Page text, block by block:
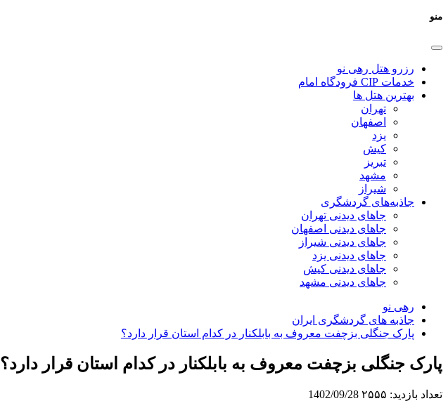
منو
رزرو هتل رهی نو
خدمات CIP فرودگاه امام
بهترین هتل ها
تهران
اصفهان
یزد
کیش
تبریز
مشهد
شیراز
جاذبه‌های گردشگری
جاهای دیدنی تهران
جاهای دیدنی اصفهان
جاهای دیدنی شیراز
جاهای دیدنی یزد
جاهای دیدنی کیش
جاهای دیدنی مشهد
رهی نو
جاذبه های گردشگری ایران
پارک جنگلی بزچفت معروف به بابلکنار در کدام استان قرار دارد؟
پارک جنگلی بزچفت معروف به بابلکنار در کدام استان قرار دارد؟
تعداد بازدید: ۲۵۵۵ 1402/09/28